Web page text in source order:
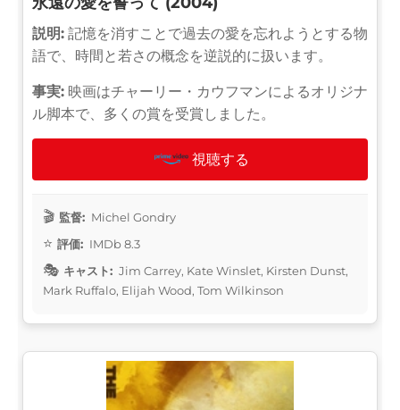
説明: 記憶を消すことで過去の愛を忘れようとする物
語で、時間と若さの概念を逆説的に扱います。
事実: 映画はチャーリー・カウフマンによるオリジナ
ル脚本で、多くの賞を受賞しました。
視聴する
監督: Michel Gondry
評価: IMDb 8.3
キャスト: Jim Carrey, Kate Winslet, Kirsten Dunst,
Mark Ruffalo, Elijah Wood, Tom Wilkinson